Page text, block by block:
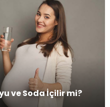
ve Soda İçilir mi?